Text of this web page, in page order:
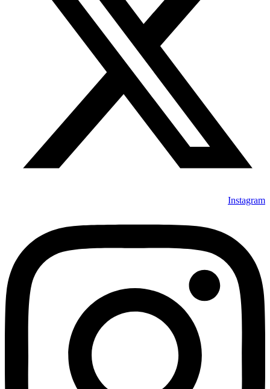
Instagram